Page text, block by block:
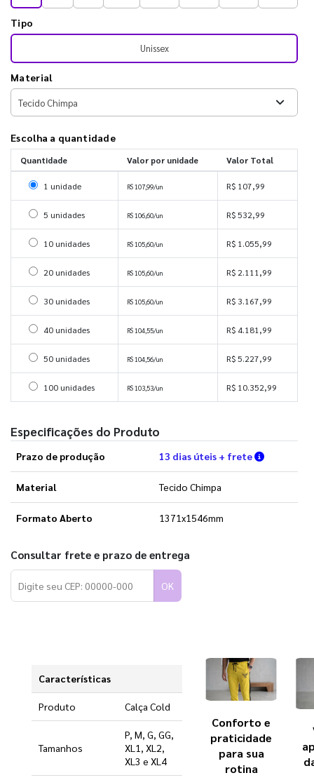
Tipo
Unissex
Material
Escolha a quantidade
Quantidade Valor por unidade Valor Total
Selecionar 1 unidade
1 unidade R$ 107,99/un R$ 107,99
Selecionar 5 unidades
5 unidades R$ 106,60/un R$ 532,99
Selecionar 10 unidades
10 unidades R$ 105,60/un R$ 1.055,99
Selecionar 20 unidades
20 unidades R$ 105,60/un R$ 2.111,99
Selecionar 30 unidades
30 unidades R$ 105,60/un R$ 3.167,99
Selecionar 40 unidades
40 unidades R$ 104,55/un R$ 4.181,99
Selecionar 50 unidades
50 unidades R$ 104,56/un R$ 5.227,99
Selecionar 100 unidades
100 unidades R$ 103,53/un R$ 10.352,99
Especificações do Produto
Prazo de produção 13 dias úteis + frete Verifique
Material Tecido Chimpa
Formato Aberto 1371x1546mm
Consultar frete e prazo de entrega
OK
Características
Produto Calça Cold
Tamanhos
P, M, G, GG,
XL1, XL2,
XL3 e XL4
Conforto e
praticidade
para sua
rotina